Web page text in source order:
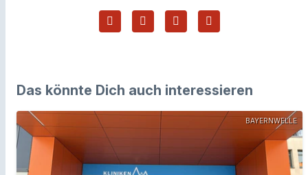
Das könnte Dich auch interessieren
BAYERNWELLE